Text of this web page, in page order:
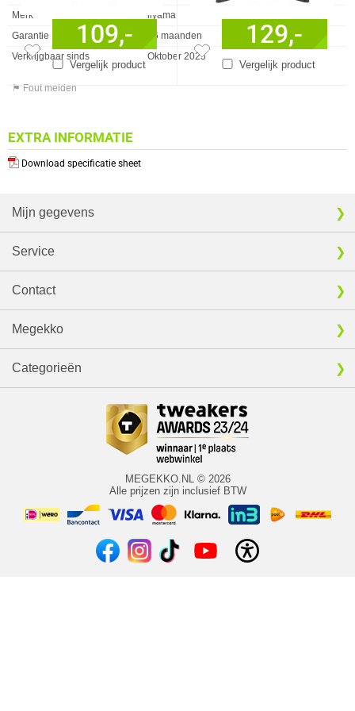
Merk
iiyama
Garantie
36 maanden
Verkrijgbaar sinds
Oktober 2025
⚑ Fout melden
EXTRA INFORMATIE
Download specificatie sheet
Vergelijk product
109,-
Vergelijk product
129,-
Mijn gegevens
Service
Contact
Megekko
Categorieën
MEGEKKO.NL © 2026
Alle prijzen zijn inclusief BTW